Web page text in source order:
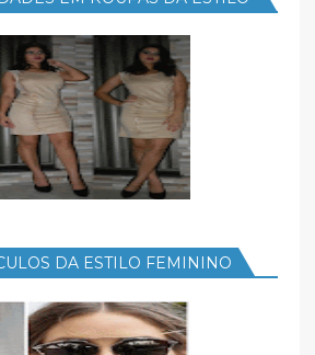
DA ESTILO FEMININO